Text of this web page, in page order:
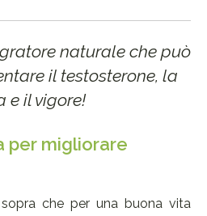
naturale che può
il testosterone, la
e il vigore!
per migliorare
che per una buona vita